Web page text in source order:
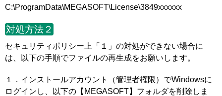
C:\ProgramData\MEGASOFT\License\3849xxxxxx
対処方法２
セキュリティポリシー上「１」の対処ができない場合に
は、以下の手順でファイルの再生成をお願いします。
１．インストールアカウント（管理者権限）でWindowsに
ログインし、以下の【MEGASOFT】フォルダを削除しま